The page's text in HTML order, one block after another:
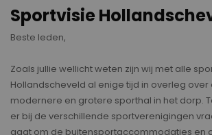
Sportvisie
Beste leden,
Zoals jullie wellicht weten zijn wij met alle
Hollandscheveld al enige tijd in overleg over
modernere en grotere sporthal in het dorp.
er bij de verschillende sportverenigingen
gaat om de buitensportaccommodaties en